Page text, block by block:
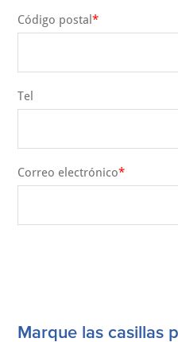
Código postal
Tel
Correo electrónico
Marque las casillas